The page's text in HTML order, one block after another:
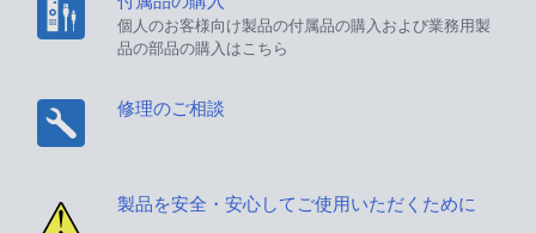
個人のお客様向け製品の付属品の購入および業務用製
品の部品の購入はこちら
修理のご相談
製品を安全・安心してご使用いただくために